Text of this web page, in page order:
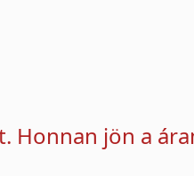
Honnan jön a